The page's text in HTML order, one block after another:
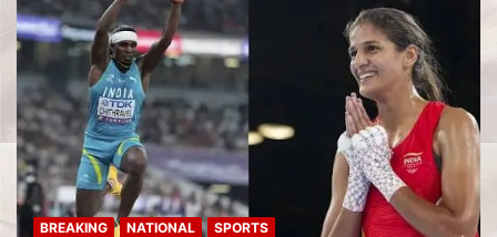
BREAKING NATIONAL SPORTS